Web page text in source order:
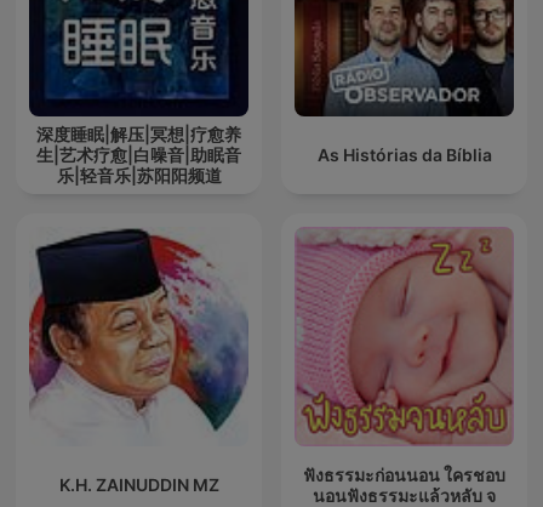
深度睡眠|解压|冥想|疗愈养
生|艺术疗愈|白噪音|助眠音
乐|轻音乐|苏阳阳频道
As Histórias da Bíblia
K.H. ZAINUDDIN MZ
ฟังธรรมะก่อนนอน ใครชอบ
นอนฟังธรรมะแล้วหลับ จ